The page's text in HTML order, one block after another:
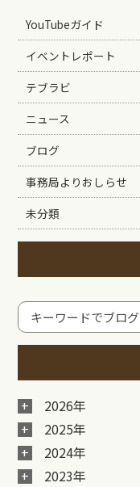
YouTubeガイド
イベントレポート
テブラビ
ニュース
ブログ
事務局よりおしらせ
未分類
2026年
2025年
2024年
2023年